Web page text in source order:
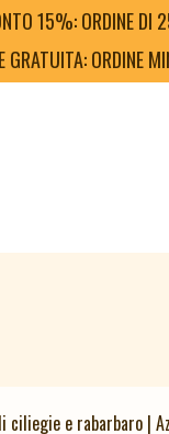
15%: ORDINE DI
GRATUITA: ORDINE